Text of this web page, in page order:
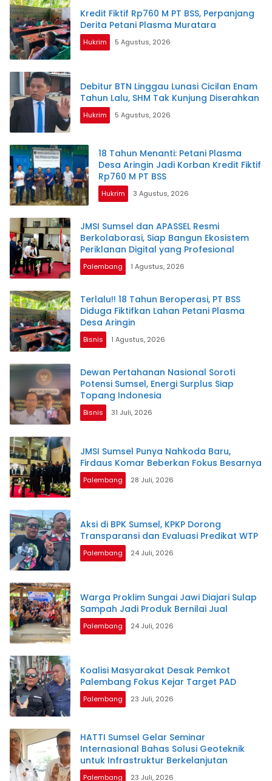
Kredit Fiktif Rp760 M PT BSS, Perpanjang
Derita Petani Plasma Muratara
Hukrim 5 Agustus, 2026
Debitur BTN Linggau Lunasi Cicilan Enam
Tahun Lalu, SHM Tak Kunjung Diserahkan
Hukrim 5 Agustus, 2026
18 Tahun Menanti: Petani Plasma
Desa Aringin Jadi Korban Kredit Fiktif
Rp760 M PT BSS
Hukrim 3 Agustus, 2026
JMSI Sumsel dan APASSEL Resmi
Berkolaborasi, Siap Bangun Ekosistem
Periklanan Digital yang Profesional
Palembang 1 Agustus, 2026
Terlalu!! 18 Tahun Beroperasi, PT BSS
Diduga Fiktifkan Lahan Petani Plasma
Desa Aringin
Bisnis 1 Agustus, 2026
Dewan Pertahanan Nasional Soroti
Potensi Sumsel, Energi Surplus Siap
Topang Indonesia
Bisnis 31 Juli, 2026
JMSI Sumsel Punya Nahkoda Baru,
Firdaus Komar Beberkan Fokus Besarnya
Palembang 28 Juli, 2026
Aksi di BPK Sumsel, KPKP Dorong
Transparansi dan Evaluasi Predikat WTP
Palembang 24 Juli, 2026
Warga Proklim Sungai Jawi Diajari Sulap
Sampah Jadi Produk Bernilai Jual
Palembang 24 Juli, 2026
Koalisi Masyarakat Desak Pemkot
Palembang Fokus Kejar Target PAD
Palembang 23 Juli, 2026
HATTI Sumsel Gelar Seminar
Internasional Bahas Solusi Geoteknik
untuk Infrastruktur Berkelanjutan
Palembang 23 Juli, 2026